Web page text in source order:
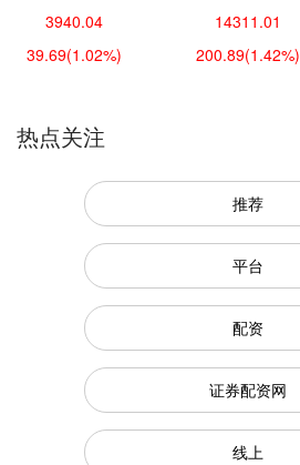
3940.04
39.69(1.02%)
14311.01
200.89(1.42%)
热点关注
推荐
平台
配资
证券配资网
线上